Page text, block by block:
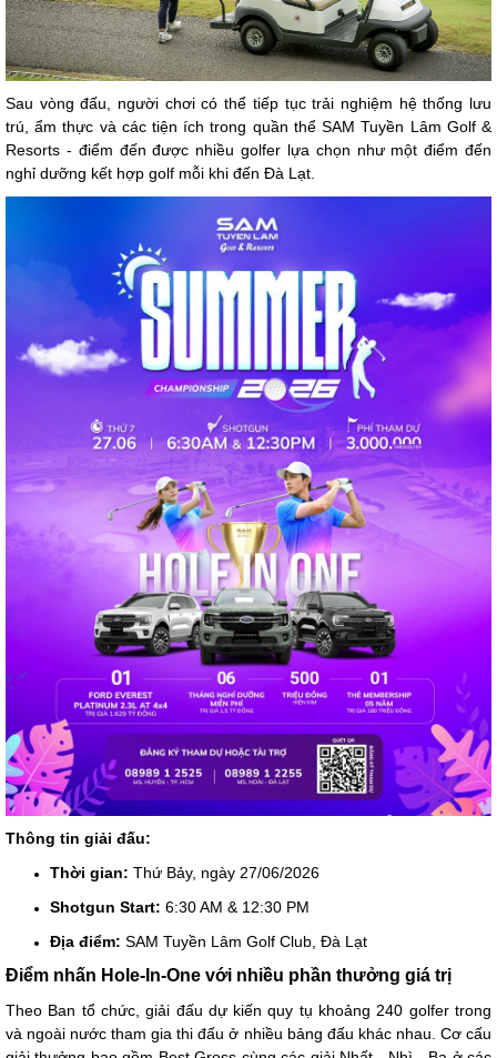
Sau vòng đấu, người chơi có thể tiếp tục trải nghiệm hệ thống lưu
trú, ẩm thực và các tiện ích trong quần thể SAM Tuyền Lâm Golf &
Resorts - điểm đến được nhiều golfer lựa chọn như một điểm đến
nghỉ dưỡng kết hợp golf mỗi khi đến Đà Lạt.
Thông tin giải đấu:
Thời gian: Thứ Bảy, ngày 27/06/2026
Shotgun Start: 6:30 AM & 12:30 PM
Địa điểm: SAM Tuyền Lâm Golf Club, Đà Lạt
Điểm nhấn Hole-In-One với nhiều phần thưởng giá trị
Theo Ban tổ chức, giải đấu dự kiến quy tụ khoảng 240 golfer trong
và ngoài nước tham gia thi đấu ở nhiều bảng đấu khác nhau. Cơ cấu